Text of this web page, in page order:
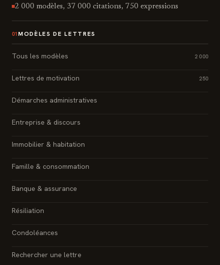
2 000 modèles, 37 000 citations, 750 expressions
01 MODÈLES DE LETTRES
Tous les modèles 2 000
Lettres de motivation 250
Démarches administratives
Entreprise & discours
Immobilier & habitation
Famille & consommation
Banque & assurance
Résiliation
Condoléances
Rechercher une lettre